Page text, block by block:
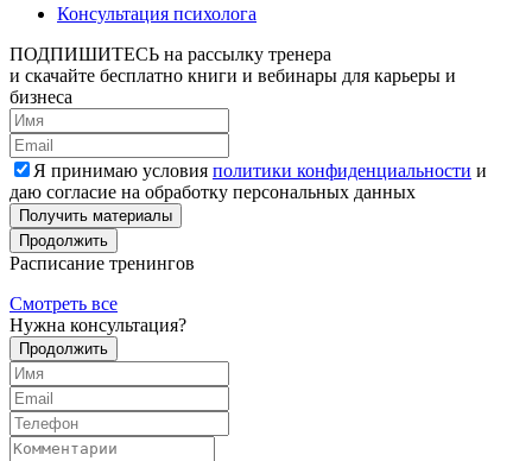
Консультация психолога
ПОДПИШИТЕСЬ на рассылку тренера
и скачайте бесплатно книги и вебинары для карьеры и
бизнеса
Я принимаю условия политики конфиденциальности и
даю согласие на обработку персональных данных
Получить материалы
Продолжить
Расписание тренингов
Смотреть все
Нужна консультация?
Продолжить